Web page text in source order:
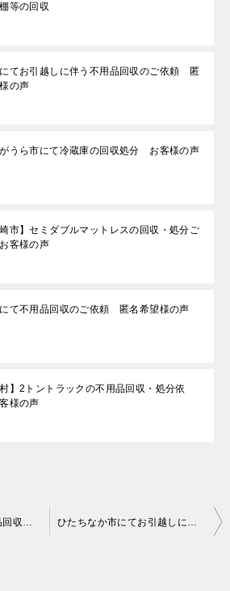
等の回収
てお引越しに伴う不用品回収のご依頼 匿
の声
うら市にて冷蔵庫の回収処分 お客様の声
崎市】セミダブルマットレスの回収・処分ご
客様の声
て不用品回収のご依頼 匿名希望様の声
村】2トントラックの不用品回収・処分依
様の声
ひたちなか市にて不用品回収（エレクトーン、オルガン）ご依頼の匿名希望様の声 ひたちなか市にてお引越しに伴う不用品回収（シングルベッド）のご依頼 匿名希望様の声